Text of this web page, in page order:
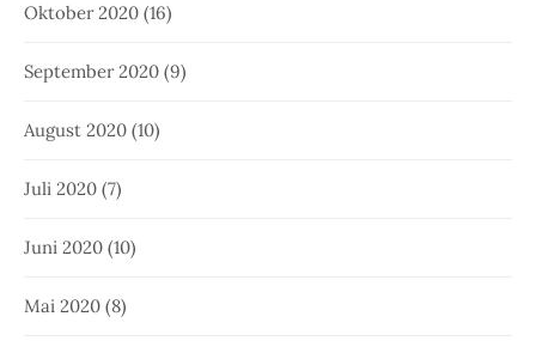
Oktober 2020 (16)
September 2020 (9)
August 2020 (10)
Juli 2020 (7)
Juni 2020 (10)
Mai 2020 (8)